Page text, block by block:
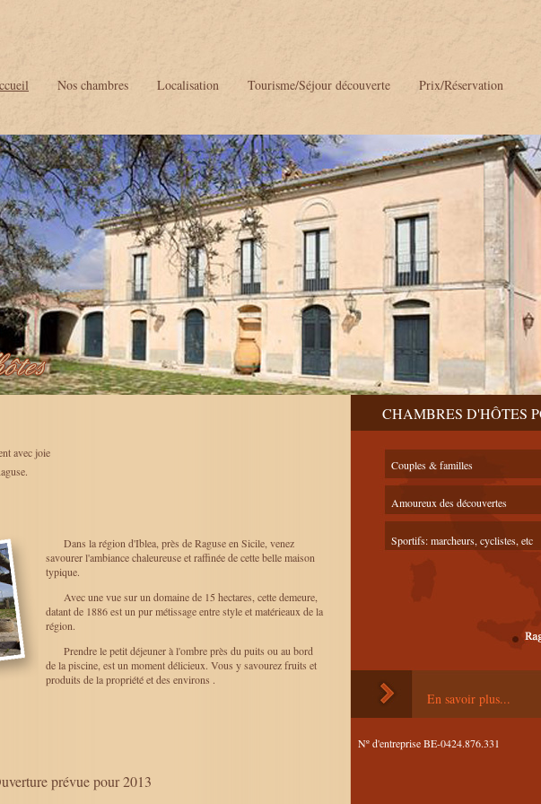
Nos chambres Localisation Tourisme/Séjour découverte Prix/Réservation
avec joie
Dans la région d'Iblea, près de Raguse en Sicile, venez
savourer l'ambiance chaleureuse et raffinée de cette belle maison
typique.
Avec une vue sur un domaine de 15 hectares, cette demeure,
datant de 1886 est un pur métissage entre style et matérieaux de la
région.
Prendre le petit déjeuner à l'ombre près du puits ou au bord
de la piscine, est un moment délicieux. Vous y savourez fruits et
produits de la propriété et des environs .
prévue pour 2013
CHAMBRES D'HÔTES
Couples & familles
Amoureux des découvertes
Sportifs: marcheurs, cyclistes, etc
En savoir plus...
Nº d'entreprise BE-0424.876.331